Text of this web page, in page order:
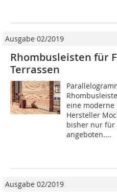
Ausgabe 02/2019
Rhombusleisten für
Terrassen
eine
Hersteller
bisher nur für
angeboten....
Ausgabe 02/2019